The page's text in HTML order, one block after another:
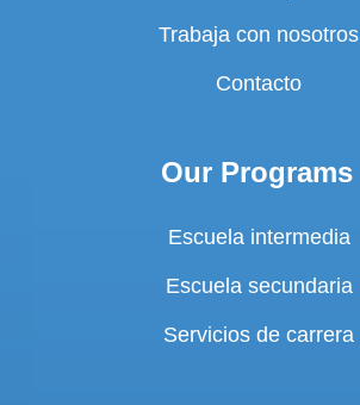
Trabaja con nosotros
Contacto
Our Programs
Escuela intermedia
Escuela secundaria
Servicios de carrera